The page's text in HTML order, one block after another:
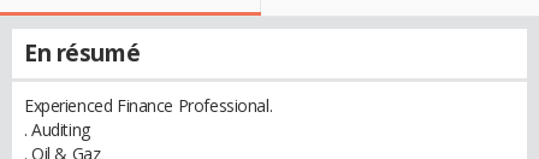
En résumé
Experienced Finance Professional.
. Auditing
. Oil & Gaz